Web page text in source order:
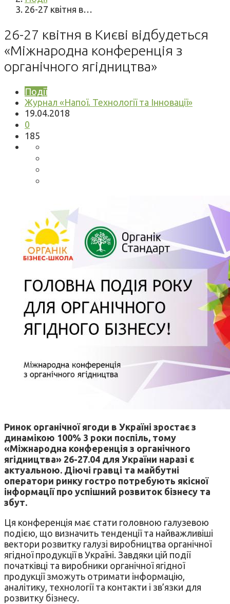
26-27 квітня в…
26-27 квітня в Києві відбудеться
«Міжнародна конференція з
органічного ягідництва»
Події
Журнал «Напої. Технології та Інновації»
19.04.2018
0
185
Ринок органічної ягоди в Україні зростає з
динамікою 100% 3 роки поспіль, тому
«Міжнародна конференція з органічного
ягідництва» 26-27.04 для України наразі є
актуальною. Діючі гравці та майбутні
оператори ринку гостро потребують якісної
інформації про успішний розвиток бізнесу та
збут.
Ця конференція має стати головною галузевою
подією, що визначить тенденції та найважливіші
вектори розвитку галузі виробництва органічної
ягідної продукції в Україні. Завдяки цій події
початківці та виробники органічної ягідної
продукції зможуть отримати інформацію,
аналітику, технології та контакти і зв’язки для
розвитку бізнесу.